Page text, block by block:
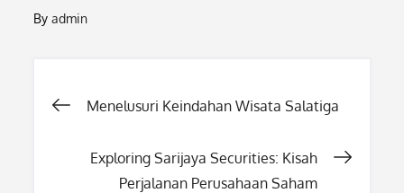
Byadmin
Post
navigation
Menelusuri Keindahan Wisata Salatiga
Exploring Sarijaya Securities: Kisah
Perjalanan Perusahaan Saham